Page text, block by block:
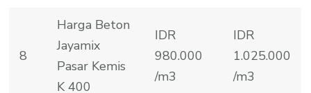
8
Harga Beton
Jayamix
Pasar Kemis
K 400
IDR
980.000
/m3
IDR
1.025.000
/m3